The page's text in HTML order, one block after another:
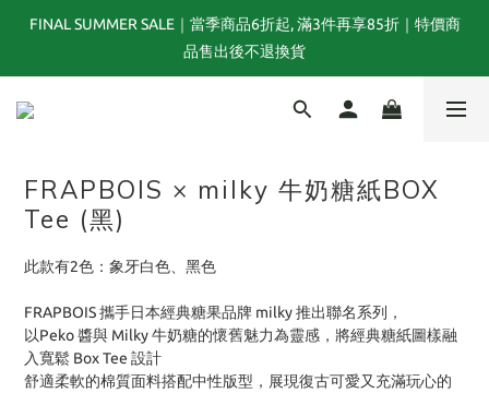
夏末選品特別企劃｜1折起｜特價商品售出後不退換貨
FINAL SUMMER SALE｜當季商品6折起, 滿3件再享85折｜特價商
品售出後不退換貨
TOGA x NTS capsule collection will be launching on 31st JULY
夏末選品特別企劃｜1折起｜特價商品售出後不退換貨
FRAPBOIS × milky 牛奶糖紙BOX
Tee (黑)
此款有2色：象牙白色、黑色
FRAPBOIS 攜手日本經典糖果品牌 milky 推出聯名系列，
以Peko 醬與 Milky 牛奶糖的懷舊魅力為靈感，將經典糖紙圖樣融
入寬鬆 Box Tee 設計
舒適柔軟的棉質面料搭配中性版型，展現復古可愛又充滿玩心的